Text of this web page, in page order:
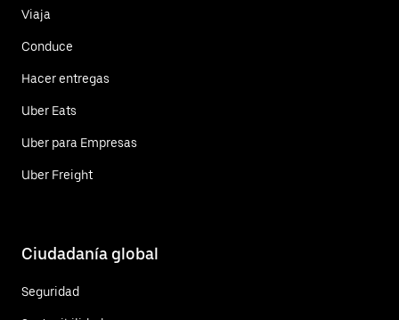
Viaja
Conduce
Hacer entregas
Uber Eats
Uber para Empresas
Uber Freight
Ciudadanía global
Seguridad